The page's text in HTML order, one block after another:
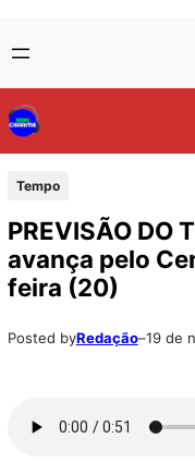
para
o
conteúdo
to
content
Tempo
PREVISÃO DO
avança pelo
feira (20)
Posted byRedação–19 de